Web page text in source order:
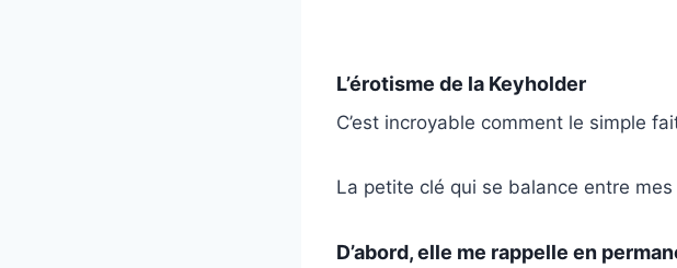
L’érotisme de la Keyholder
C’est incroyable comment le simple
La petite clé qui se balance entre
D’abord, elle me rappelle en